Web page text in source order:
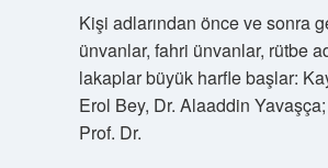
Kişi adlarından önce ve sonra
ünvanlar, fahri ünvanlar, rütbe
lakaplar büyük harfle başlar:
Erol Bey, Dr. Alaaddin Yavaşça;
Prof. Dr.